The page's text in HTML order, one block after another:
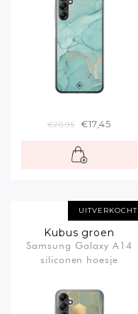
€20,95 €17,45
UITVERKOCHT
Kubus groen
Samsung Galaxy A14
siliconen hoesje